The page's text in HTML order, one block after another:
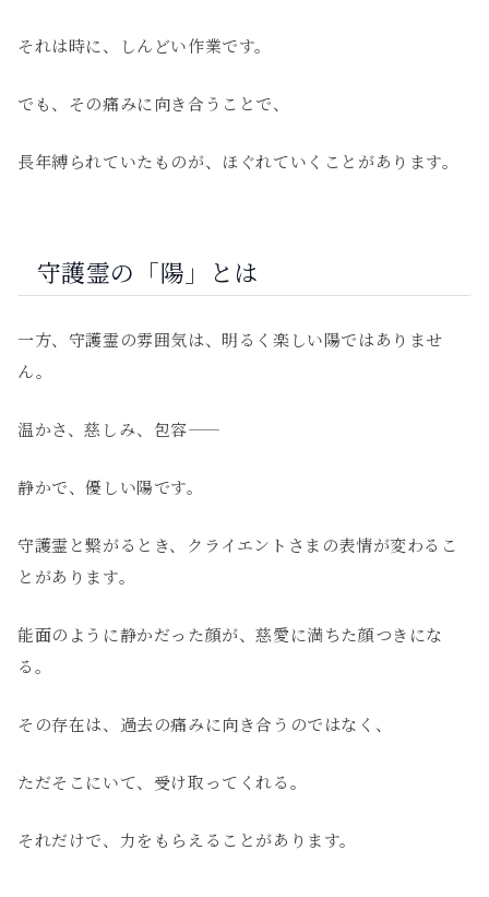
それは時に、しんどい作業です。
でも、その痛みに向き合うことで、
長年縛られていたものが、ほぐれていくことがあります。
守護霊の「陽」とは
一方、守護霊の雰囲気は、明るく楽しい陽ではありませ
ん。
温かさ、慈しみ、包容——
静かで、優しい陽です。
守護霊と繋がるとき、クライエントさまの表情が変わるこ
とがあります。
能面のように静かだった顔が、慈愛に満ちた顔つきにな
る。
その存在は、過去の痛みに向き合うのではなく、
ただそこにいて、受け取ってくれる。
それだけで、力をもらえることがあります。